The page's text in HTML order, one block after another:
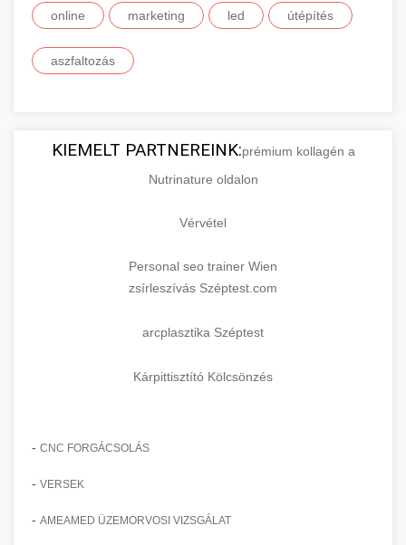
online marketing led útépítés
aszfaltozás
KIEMELT PARTNEREINK:prémium kollagén a
Nutrinature oldalon
Vérvétel
Personal seo trainer Wien
zsírleszívás Széptest.com
arcplasztika Széptest
Kárpittisztító Kölcsönzés
- CNC FORGÁCSOLÁS
- VERSEK
- AMEAMED ÜZEMORVOSI VIZSGÁLAT